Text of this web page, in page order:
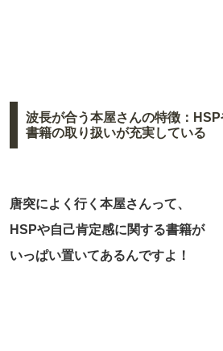
波長が合う本屋さんの特徴：
書籍の取り扱いが充実している
唐突によく行く本屋さんって、
HSPや自己肯定感に関する書籍が
いっぱい置いてあるんですよ！